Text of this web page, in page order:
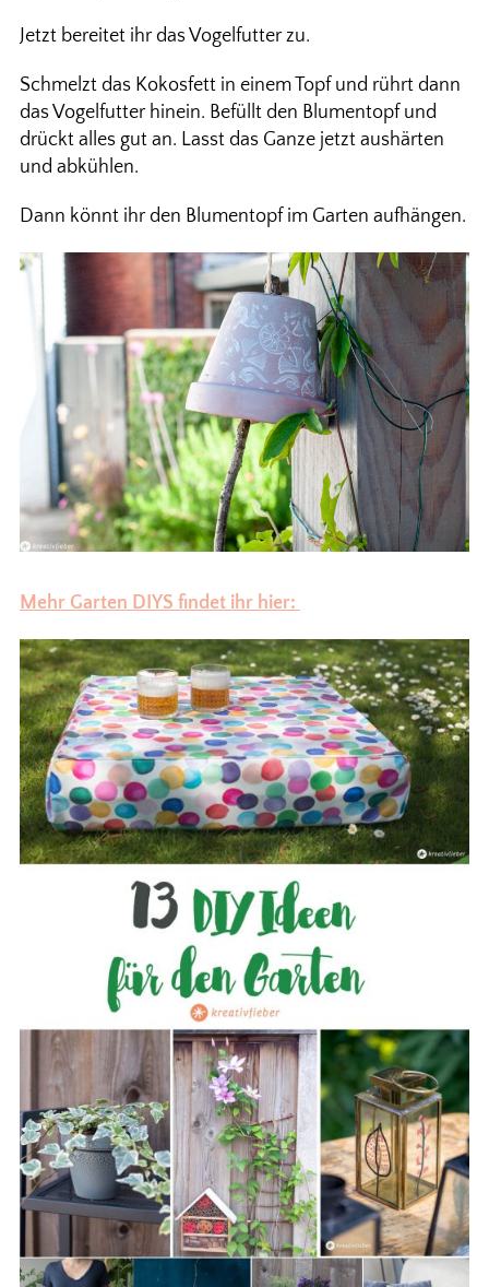
Jetzt bereitet ihr das Vogelfutter zu.
Schmelzt das Kokosfett in einem Topf und rührt dann
das Vogelfutter hinein. Befüllt den Blumentopf und
drückt alles gut an. Lasst das Ganze jetzt aushärten
und abkühlen.
Dann könnt ihr den Blumentopf im Garten aufhängen.
Mehr Garten DIYS findet ihr hier: